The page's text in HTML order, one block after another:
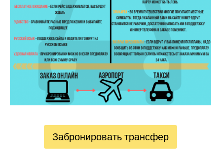
Забронировать трансфер